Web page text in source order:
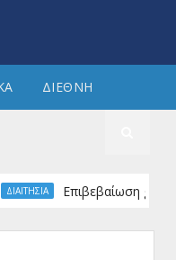
ΔΙΕΘΝΗ
Επιβεβαίωση